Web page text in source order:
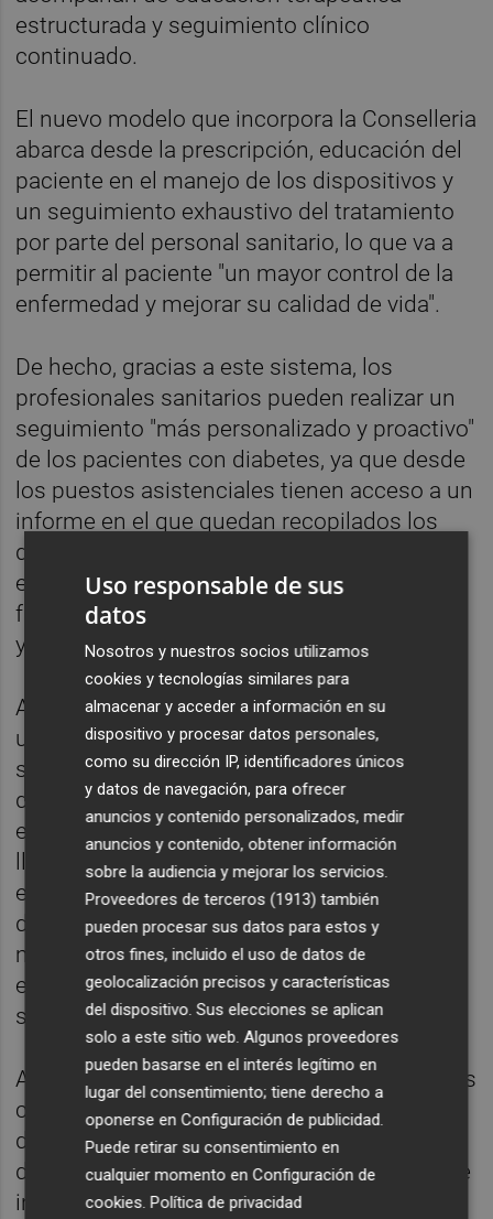
estructurada y seguimiento clínico
continuado.
El nuevo modelo que incorpora la Conselleria
abarca desde la prescripción, educación del
paciente en el manejo de los dispositivos y
un seguimiento exhaustivo del tratamiento
por parte del personal sanitario, lo que va a
permitir al paciente "un mayor control de la
enfermedad y mejorar su calidad de vida".
De hecho, gracias a este sistema, los
profesionales sanitarios pueden realizar un
seguimiento "más personalizado y proactivo"
de los pacientes con diabetes, ya que desde
los puestos asistenciales tienen acceso a un
informe en el que quedan recopilados los
datos sobre el control glucémico que realiza
el paciente en su domicilio. Todo ello
favorece la detección precoz de incidencias
y mejora la adherencia al tratamiento.
Actualmente, alrededor de 27.000 pacientes
utilizan estos sistemas en el sistema
sanitario, y según ha explicado el conseller
durante su intervención "la incorporación de
estos pacientes al nuevo modelo se va a
llevar a cabo de forma progresiva" desde
este martes, "comenzando por los usuarios
de los dispositivos de monitorización
mayoritariamente implantados y
extendiéndose posteriormente al resto de
sistemas incluidos en el programa".
Así, la Comunitat Valenciana se suma a otras
comunidades autónomas que han
desarrollado programas de envío
domiciliario de sensores de glucosa, aunque
incorpora como elemento diferencial una
Uso responsable de sus
datos
Nosotros y nuestros socios utilizamos
cookies y tecnologías similares para
almacenar y acceder a información en su
dispositivo y procesar datos personales,
como su dirección IP, identificadores únicos
y datos de navegación, para ofrecer
anuncios y contenido personalizados, medir
anuncios y contenido, obtener información
sobre la audiencia y mejorar los servicios.
Proveedores de terceros (1913) también
pueden procesar sus datos para estos y
otros fines, incluido el uso de datos de
geolocalización precisos y características
del dispositivo. Sus elecciones se aplican
solo a este sitio web. Algunos proveedores
pueden basarse en el interés legítimo en
lugar del consentimiento; tiene derecho a
oponerse enConfiguración de publicidad.
Puede retirar su consentimiento en
cualquier momento enConfiguración de
cookies.Política de privacidad